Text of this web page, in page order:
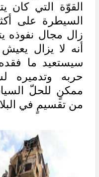
القوّة التي كان
السيطرة على
زال مجال نفوذه
أنه لا يزال يعيش
سيستعيد ما
حربه وتدميره
ممكنٍ للحلّ
من تقسيمٍ في